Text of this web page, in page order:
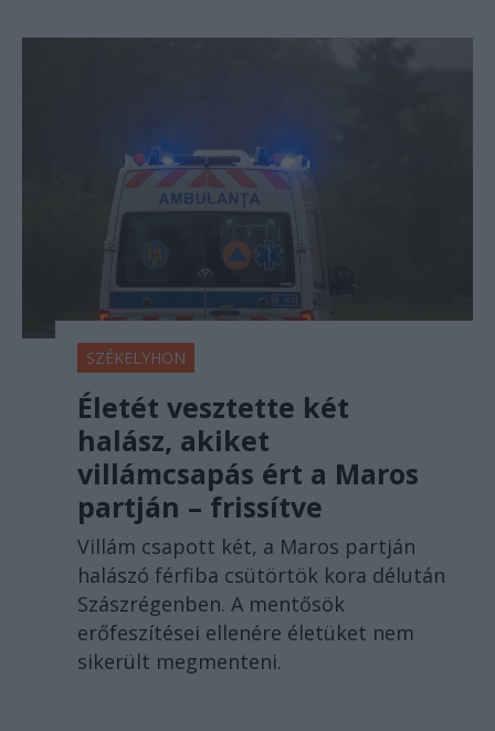
SZÉKELYHON
Életét vesztette két
halász, akiket
villámcsapás ért a Maros
partján – frissítve
Villám csapott két, a Maros partján
halászó férfiba csütörtök kora délután
Szászrégenben. A mentősök
erőfeszítései ellenére életüket nem
sikerült megmenteni.